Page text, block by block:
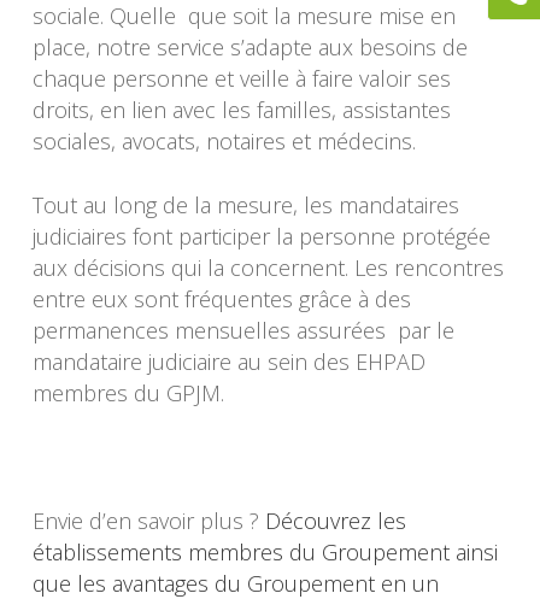
sociale. Quelle que soit la mesure mise en
place, notre service s’adapte aux besoins de
chaque personne et veille à faire valoir ses
droits, en lien avec les familles, assistantes
sociales, avocats, notaires et médecins.
Tout au long de la mesure, les mandataires
judiciaires font participer la personne protégée
aux décisions qui la concernent. Les rencontres
entre eux sont fréquentes grâce à des
permanences mensuelles assurées par le
mandataire judiciaire au sein des EHPAD
membres du GPJM.
Envie d’en savoir plus ? Découvrez les
établissements membres du Groupement ainsi
que les avantages du Groupement en un